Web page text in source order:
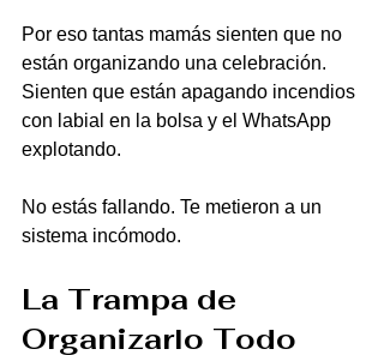
Por eso tantas mamás sienten que no
están organizando una celebración.
Sienten que están apagando incendios
con labial en la bolsa y el WhatsApp
explotando.
No estás fallando. Te metieron a un
sistema incómodo.
La Trampa de
Organizarlo Todo